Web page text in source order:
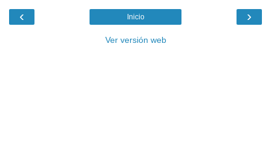
‹ ›
Inicio
Ver versión web